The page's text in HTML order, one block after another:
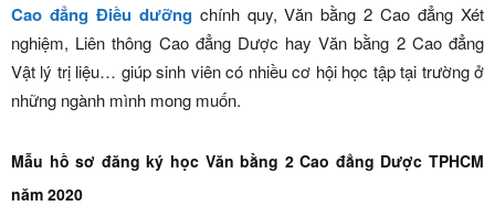
Cao đẳng Điều dưỡngchính quy, Văn bằng 2 Cao đẳng Xét
nghiệm, Liên thông Cao đẳng Dược hay Văn bằng 2 Cao đẳng
Vật lý trị liệu… giúp sinh viên có nhiều cơ hội học tập tại trường ở
những ngành mình mong muốn.
Mẫu hồ sơ đăng ký học Văn bằng 2 Cao đẳng Dược TPHCM
năm 2020